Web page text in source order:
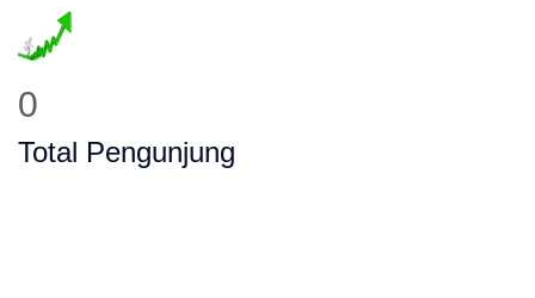
0
Total Pengunjung